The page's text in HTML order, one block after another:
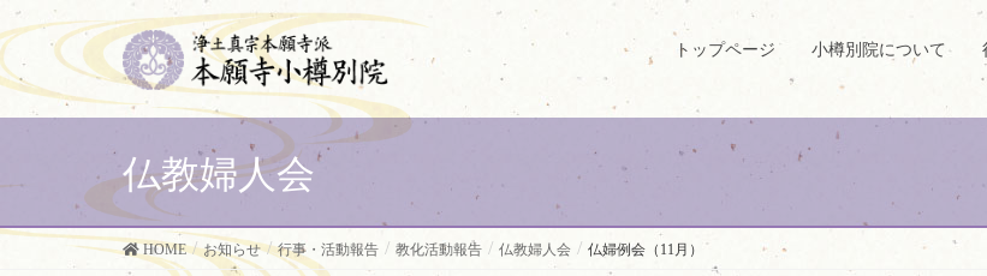
トップページ 小樽別院について
仏教婦人会
HOME お知らせ 行事・活動報告 教化活動報告 仏教婦人会 仏婦例会（11月）